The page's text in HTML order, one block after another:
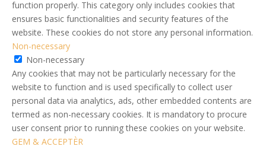
function properly. This category only includes cookies that
ensures basic functionalities and security features of the
website. These cookies do not store any personal information.
Non-necessary
Non-necessary
Any cookies that may not be particularly necessary for the
website to function and is used specifically to collect user
personal data via analytics, ads, other embedded contents are
termed as non-necessary cookies. It is mandatory to procure
user consent prior to running these cookies on your website.
GEM & ACCEPTÈR